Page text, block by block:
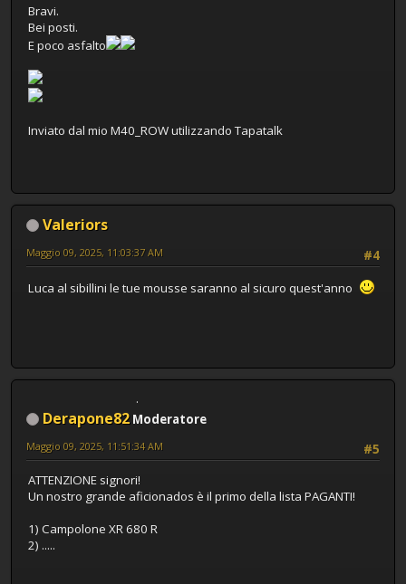
Bravi.
Bei posti.
E poco asfalto
Inviato dal mio M40_ROW utilizzando Tapatalk
Valeriors
#4
Maggio 09, 2025, 11:03:37 AM
Luca al sibillini le tue mousse saranno al sicuro quest'anno
Derapone82 Moderatore
#5
Maggio 09, 2025, 11:51:34 AM
ATTENZIONE signori!
Un nostro grande aficionados è il primo della lista PAGANTI!
1) Campolone XR 680 R
2) .....